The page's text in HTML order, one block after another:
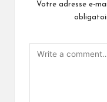
Votre adresse e-